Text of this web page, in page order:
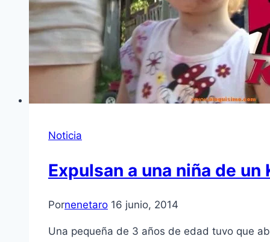
Noticia
Expulsan a una niña de
Pornenetaro 16 junio, 2014
Una pequeña de 3 años de edad tuvo que